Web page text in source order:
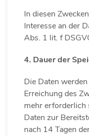
In diesen
Interesse an der
Abs. 1 lit. f
4. Dauer der
Die Daten
Erreichung des
mehr erforderlich
Daten zur
nach 14 Tagen